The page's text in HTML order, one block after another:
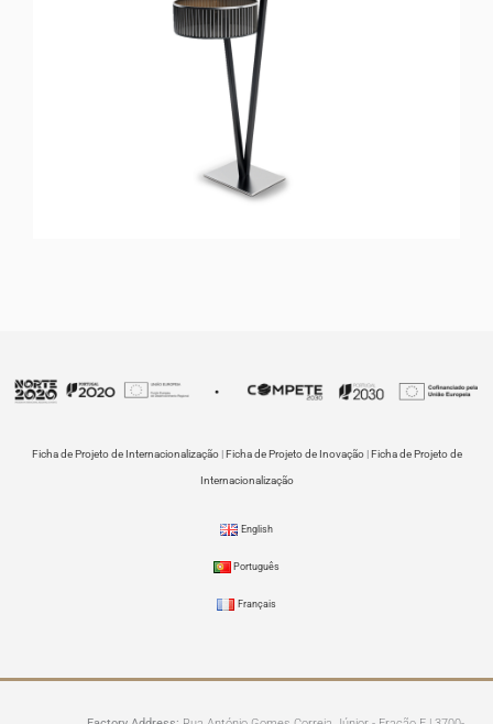
DIVERGENT
Lampadaire
Ficha de Projeto de Internacionalização| Ficha de Projeto de Inovação| Ficha de Projeto de
Internacionalização
English
Português
Français